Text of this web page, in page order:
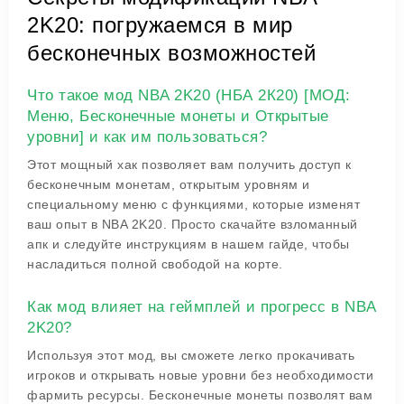
2K20: погружаемся в мир
бесконечных возможностей
Что такое мод NBA 2K20 (НБА 2К20) [МОД:
Меню, Бесконечные монеты и Открытые
уровни] и как им пользоваться?
Этот мощный хак позволяет вам получить доступ к
бесконечным монетам, открытым уровням и
специальному меню с функциями, которые изменят
ваш опыт в NBA 2K20. Просто скачайте взломанный
апк и следуйте инструкциям в нашем гайде, чтобы
насладиться полной свободой на корте.
Как мод влияет на геймплей и прогресс в NBA
2K20?
Используя этот мод, вы сможете легко прокачивать
игроков и открывать новые уровни без необходимости
фармить ресурсы. Бесконечные монеты позволят вам